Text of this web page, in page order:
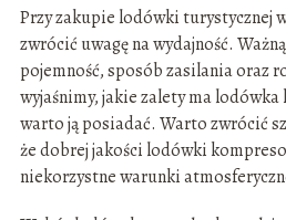
Przy zakupie lodówki turystycznej
zwrócić uwagę na wydajność.
pojemność, sposób zasilania oraz
wyjaśnimy, jakie zalety ma
warto ją posiadać. Warto zwrócić
że dobrej jakości lodówki
niekorzystne warunki